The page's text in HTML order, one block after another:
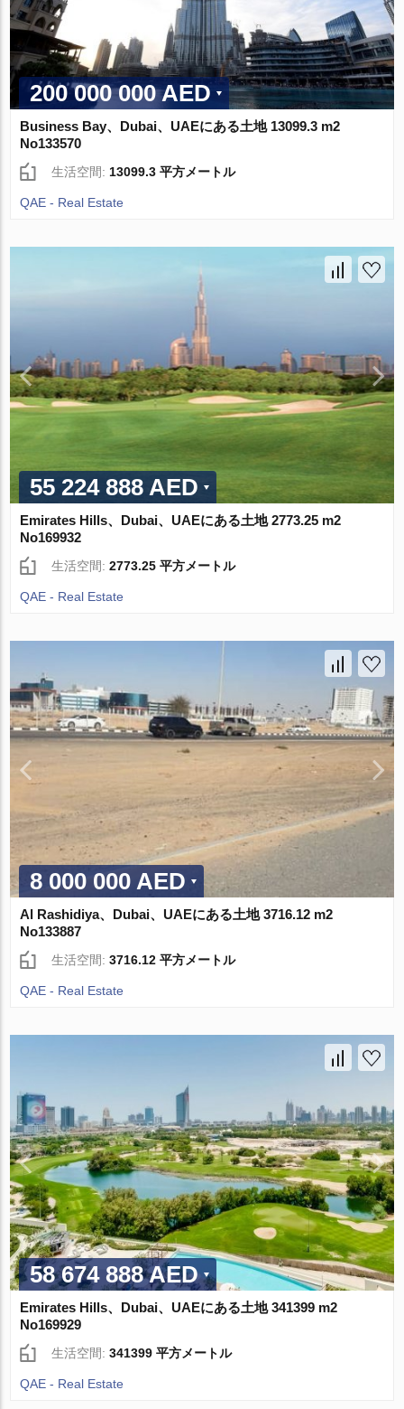
200 000 000 AED
Business Bay、Dubai、UAEにある土地 13099.3 m2
No133570
生活空間: 13099.3 平方メートル
QAE - Real Estate
55 224 888 AED
Emirates Hills、Dubai、UAEにある土地 2773.25 m2
No169932
生活空間:2773.25 平方メートル
QAE - Real Estate
8 000 000 AED
Al Rashidiya、Dubai、UAEにある土地 3716.12 m2
No133887
生活空間:3716.12 平方メートル
QAE - Real Estate
58 674 888 AED
Emirates Hills、Dubai、UAEにある土地 341399 m2
No169929
生活空間:341399 平方メートル
QAE - Real Estate